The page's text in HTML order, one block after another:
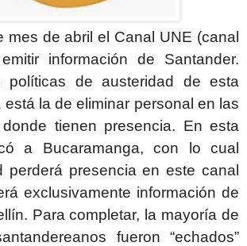
mes de abril el Canal UNE (canal
información de Santander.
políticas de austeridad de esta
la de eliminar personal en las
tienen presencia. En esta
a Bucaramanga, con lo cual
perderá presencia en este canal
exclusivamente información de
Para completar, la mayoría de
fueron “echados”